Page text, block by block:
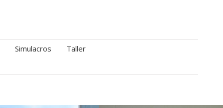
Simulacros
Taller